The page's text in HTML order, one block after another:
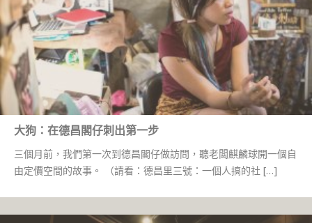
大狗：在德昌閣仔刺出第一步
三個月前，我們第一次到德昌閣仔做訪問，聽老闆麒麟球開一個自
由定價空間的故事。 （請看：德昌里三號：一個人搞的社 […]